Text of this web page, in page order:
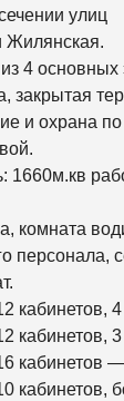
улиц
Жилянская.
4
закрытая
и охрана по
1660м.кв
комната
персонала,
кабинетов, 4
кабинетов, 3
кабинетов —
кабинетов,